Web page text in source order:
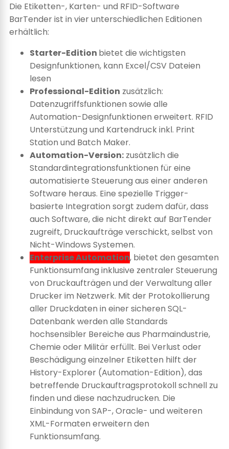
Die Etiketten-, Karten- und RFID-Software
BarTender ist in vier unterschiedlichen Editionen
erhältlich:
Starter-Edition bietet die wichtigsten
Designfunktionen, kann Excel/CSV Dateien
lesen
Professional-Edition zusätzlich:
Datenzugriffsfunktionen sowie alle
Automation-Designfunktionen erweitert. RFID
Unterstützung und Kartendruck inkl. Print
Station und Batch Maker.
Automation-Version: zusätzlich die
Standardintegrationsfunktionen für eine
automatisierte Steuerung aus einer anderen
Software heraus. Eine spezielle Trigger-
basierte Integration sorgt zudem dafür, dass
auch Software, die nicht direkt auf BarTender
zugreift, Druckaufträge verschickt, selbst von
Nicht-Windows Systemen.
Enterprise Automation, bietet den gesamten
Funktionsumfang inklusive zentraler Steuerung
von Druckaufträgen und der Verwaltung aller
Drucker im Netzwerk. Mit der Protokollierung
aller Druckdaten in einer sicheren SQL-
Datenbank werden alle Standards
hochsensibler Bereiche aus Pharmaindustrie,
Chemie oder Militär erfüllt. Bei Verlust oder
Beschädigung einzelner Etiketten hilft der
History-Explorer (Automation-Edition), das
betreffende Druckauftragsprotokoll schnell zu
finden und diese nachzudrucken. Die
Einbindung von SAP-, Oracle- und weiteren
XML-Formaten erweitern den
Funktionsumfang.